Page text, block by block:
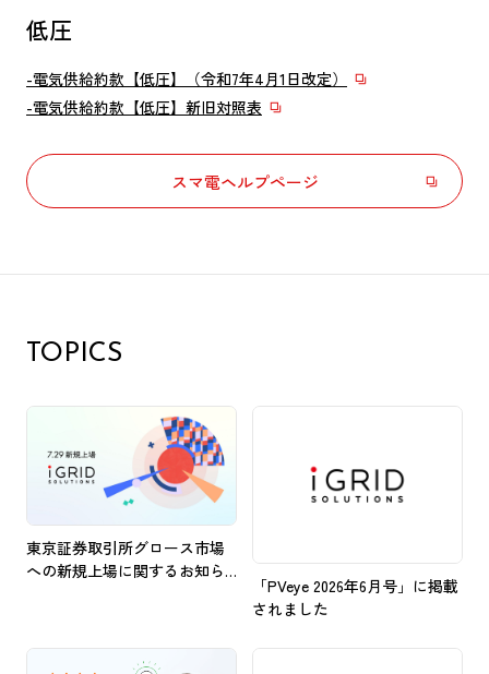
低圧
-電気供給約款【低圧】（令和7年4月1日改定）
-電気供給約款【低圧】新旧対照表
スマ電ヘルプページ
TOPICS
東京証券取引所グロース市場
への新規上場に関するお知ら
「PVeye 2026年6月号」に掲載
されました